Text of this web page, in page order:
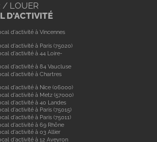
/ LOUER
D'ACTIVITÉ
d'activité à Vincennes
d'activité à Paris (75020)
d'activité à 44 Loire-
d'activité à 84 Vaucluse
d'activité à Chartres
d'activité à Nice (06000)
d'activité à Metz (57000)
d'activité à 40 Landes
d'activité à Paris (75015)
d'activité à Paris (75011)
d'activité à 69 Rhône
d'activité à 03 Allier
d'activité à 12 Aveyron